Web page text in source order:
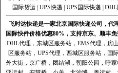
国际货运| UPS快递 UPS国际快递 DHL
飞时达快递是一家北京国际快递公司，代
国际快件价格优惠80%，支持京东、顺丰
DHL代理 ， 东城区服务站 ， EMS代理 ， 房
区服务站， UPS代理 ， 西城区服务站， 国
外大街，京广桥，团结湖，朝阳公园，呼